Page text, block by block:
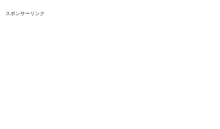
スポンサーリンク